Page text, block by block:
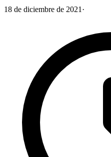
18 de diciembre de 2021 ·